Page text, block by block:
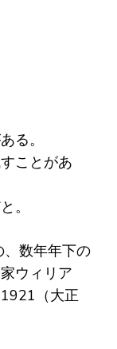
る。
ことがあ
。
数年年下の
ウィリア
（大正